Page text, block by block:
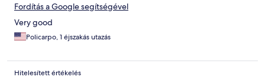
Fordítás a Google segítségével
Very good
Policarpo, 1 éjszakás utazás
Hitelesített értékelés